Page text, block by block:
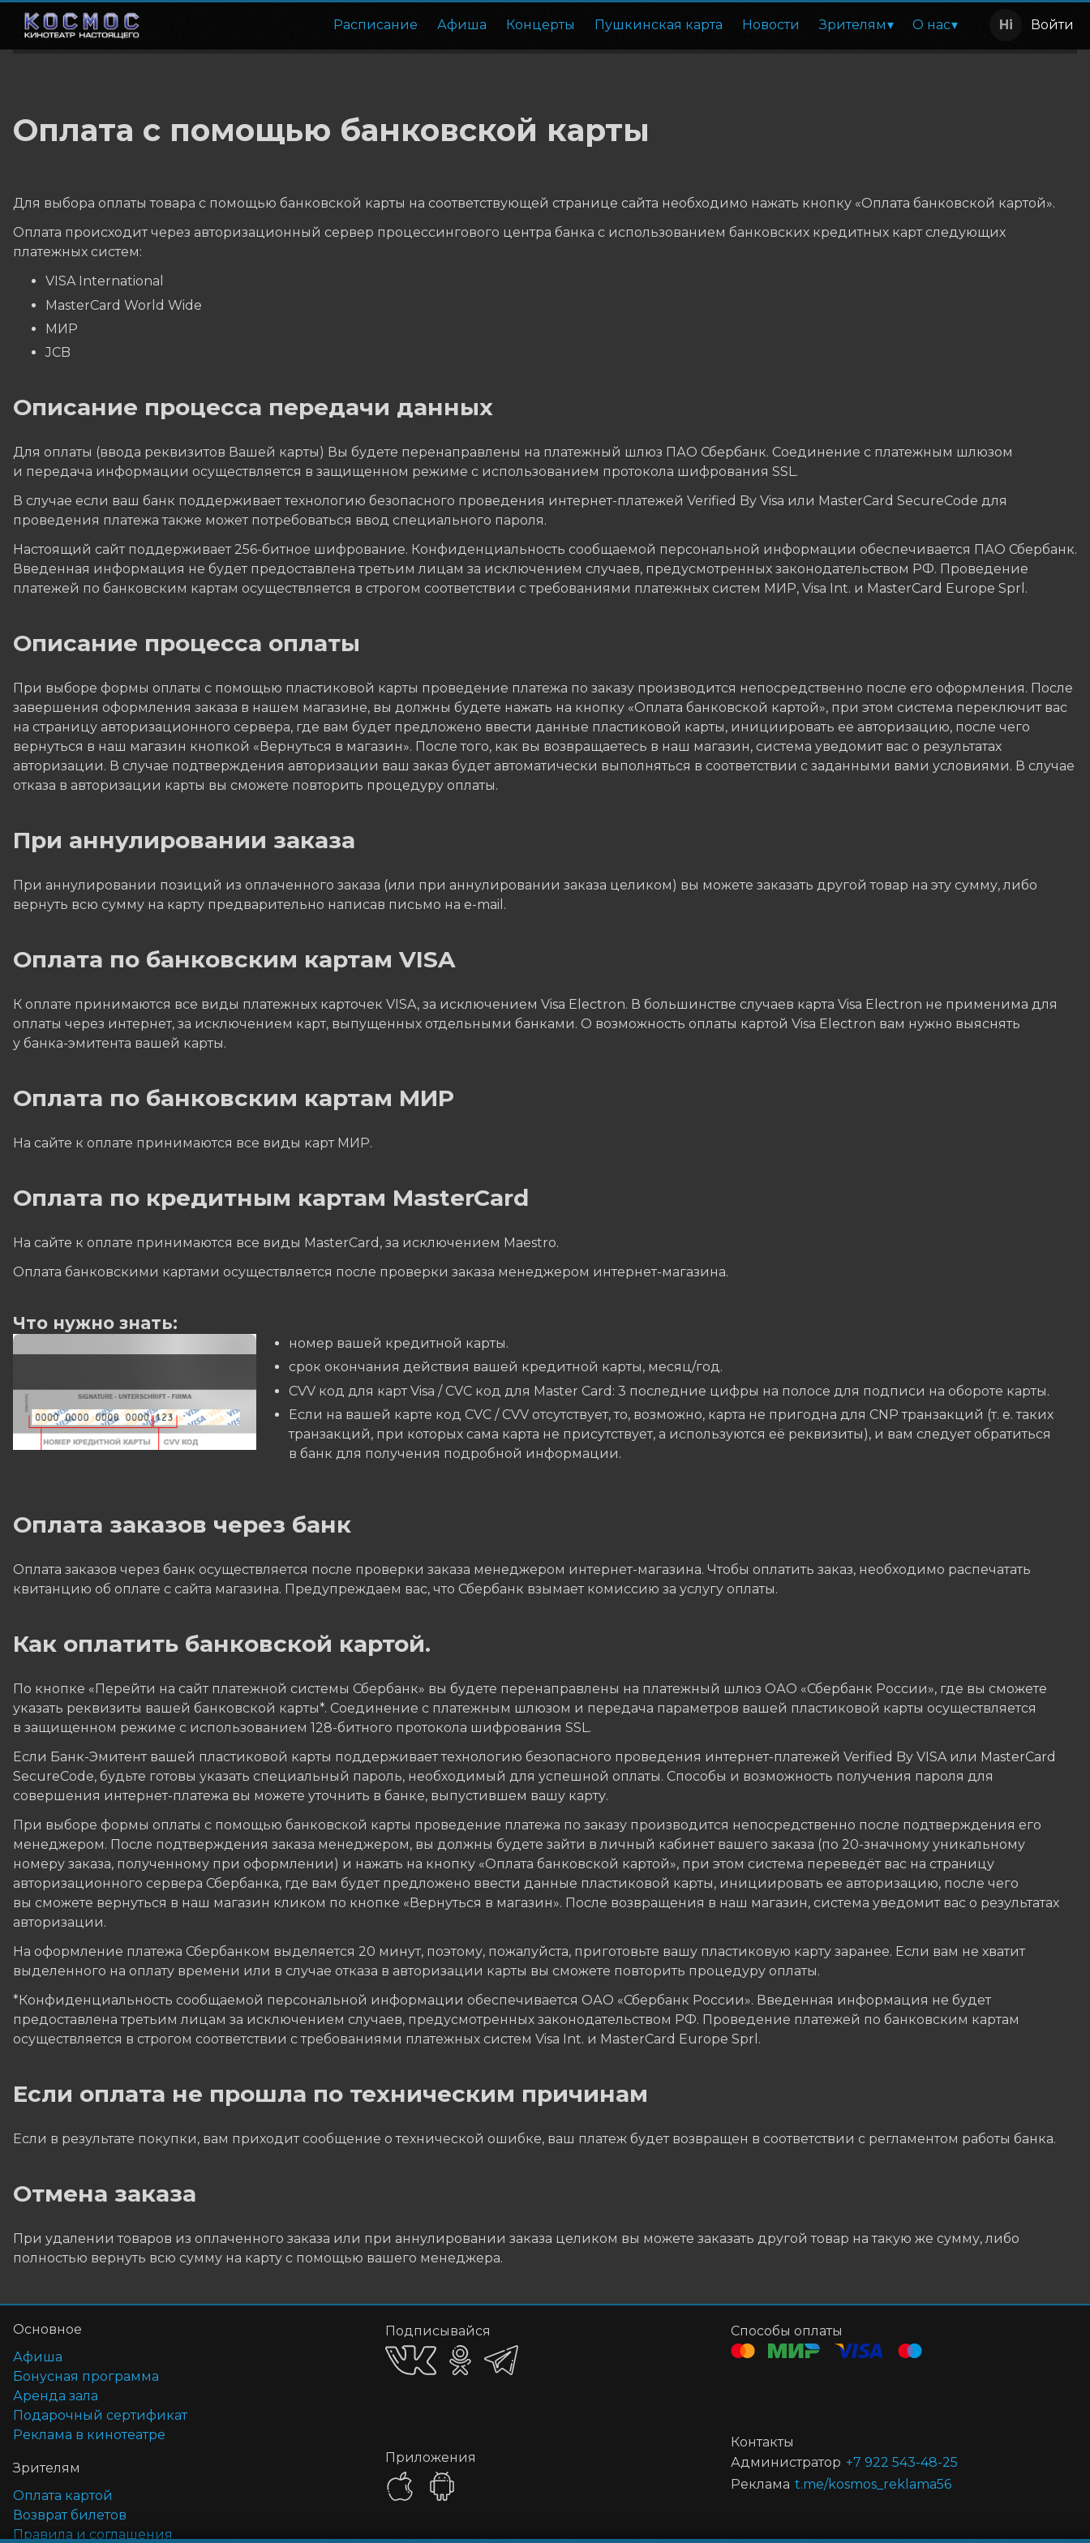
Расписание Афиша Концерты Пушкинская карта Новости Зрителям О нас Войти
Оплата с помощью банковской карты
Для выбора оплаты товара с помощью банковской карты на соответствующей странице сайта необходимо нажать кнопку «Оплата банковской картой».
Оплата происходит через авторизационный сервер процессингового центра банка с использованием банковских кредитных карт следующих
платежных систем:
VISA International
MasterCard World Wide
МИР
JCB
Описание процесса передачи данных
Для оплаты (ввода реквизитов Вашей карты) Вы будете перенаправлены на платежный шлюз ПАО Сбербанк. Соединение с платежным шлюзом
и передача информации осуществляется в защищенном режиме с использованием протокола шифрования SSL.
В случае если ваш банк поддерживает технологию безопасного проведения интернет-платежей Verified By Visa или MasterCard SecureCode для
проведения платежа также может потребоваться ввод специального пароля.
Настоящий сайт поддерживает 256-битное шифрование. Конфиденциальность сообщаемой персональной информации обеспечивается ПАО Сбербанк.
Введенная информация не будет предоставлена третьим лицам за исключением случаев, предусмотренных законодательством РФ. Проведение
платежей по банковским картам осуществляется в строгом соответствии с требованиями платежных систем МИР, Visa Int. и MasterCard Europe Sprl.
Описание процессa оплаты
При выборе формы оплаты с помощью пластиковой карты проведение платежа по заказу производится непосредственно после его оформления. После
завершения оформления заказа в нашем магазине, вы должны будете нажать на кнопку «Оплата банковской картой», при этом система переключит вас
на страницу авторизационного сервера, где вам будет предложено ввести данные пластиковой карты, инициировать ее авторизацию, после чего
вернуться в наш магазин кнопкой «Вернуться в магазин». После того, как вы возвращаетесь в наш магазин, система уведомит вас о результатах
авторизации. В случае подтверждения авторизации ваш заказ будет автоматически выполняться в соответствии с заданными вами условиями. В случае
отказа в авторизации карты вы сможете повторить процедуру оплаты.
При аннулировании заказа
При аннулировании позиций из оплаченного заказа (или при аннулировании заказа целиком) вы можете заказать другой товар на эту сумму, либо
вернуть всю сумму на карту предварительно написав письмо на e-mail.
Оплата по банковским картам VISA
К оплате принимаются все виды платежных карточек VISA, за исключением Visa Electron. В большинстве случаев карта Visa Electron не применима для
оплаты через интернет, за исключением карт, выпущенных отдельными банками. О возможность оплаты картой Visa Electron вам нужно выяснять
у банка-эмитента вашей карты.
Оплата по банковским картам МИР
На сайте к оплате принимаются все виды карт МИР.
Оплата по кредитным картам MasterCard
На сайте к оплате принимаются все виды MasterCard, за исключением Maestro.
Оплата банковскими картами осуществляется после проверки заказа менеджером интернет-магазина.
Что нужно знать:
номер вашей кредитной карты.
cрок окончания действия вашей кредитной карты, месяц/год.
CVV код для карт Visa / CVC код для Master Card: 3 последние цифры на полосе для подписи на обороте карты.
Если на вашей карте код CVC / CVV отсутствует, то, возможно, карта не пригодна для CNP транзакций (т. е. таких
транзакций, при которых сама карта не присутствует, а используются её реквизиты), и вам следует обратиться
в банк для получения подробной информации.
Оплата заказов через банк
Оплата заказов через банк осуществляется после проверки заказа менеджером интернет-магазина. Чтобы оплатить заказ, необходимо распечатать
квитанцию об оплате с сайта магазина. Предупреждаем вас, что Сбербанк взымает комиссию за услугу оплаты.
Как оплатить банковской картой.
По кнопке «Перейти на сайт платежной системы Сбербанк» вы будете перенаправлены на платежный шлюз ОАО «Сбербанк России», где вы сможете
указать реквизиты вашей банковской карты*. Соединение с платежным шлюзом и передача параметров вашей пластиковой карты осуществляется
в защищенном режиме с использованием 128-битного протокола шифрования SSL.
Если Банк-Эмитент вашей пластиковой карты поддерживает технологию безопасного проведения интернет-платежей Verified By VISA или MasterCard
SecureCode, будьте готовы указать специальный пароль, необходимый для успешной оплаты. Способы и возможность получения пароля для
совершения интернет-платежа вы можете уточнить в банке, выпустившем вашу карту.
При выборе формы оплаты с помощью банковской карты проведение платежа по заказу производится непосредственно после подтверждения его
менеджером. После подтверждения заказа менеджером, вы должны будете зайти в личный кабинет вашего заказа (по 20-значному уникальному
номеру заказа, полученному при оформлении) и нажать на кнопку «Оплата банковской картой», при этом система переведёт вас на страницу
авторизационного сервера Сбербанка, где вам будет предложено ввести данные пластиковой карты, инициировать ее авторизацию, после чего
вы сможете вернуться в наш магазин кликом по кнопке «Вернуться в магазин». После возвращения в наш магазин, система уведомит вас о результатах
авторизации.
На оформление платежа Сбербанком выделяется 20 минут, поэтому, пожалуйста, приготовьте вашу пластиковую карту заранее. Если вам не хватит
выделенного на оплату времени или в случае отказа в авторизации карты вы сможете повторить процедуру оплаты.
*Конфиденциальность сообщаемой персональной информации обеспечивается ОАО «Сбербанк России». Введенная информация не будет
предоставлена третьим лицам за исключением случаев, предусмотренных законодательством РФ. Проведение платежей по банковским картам
осуществляется в строгом соответствии с требованиями платежных систем Visa Int. и MasterCard Europe Sprl.
Если оплата не прошла по техническим причинам
Если в результате покупки, вам приходит сообщение о технической ошибке, ваш платеж будет возвращен в соответствии с регламентом работы банка.
Отмена заказа
При удалении товаров из оплаченного заказа или при аннулировании заказа целиком вы можете заказать другой товар на такую же сумму, либо
полностью вернуть всю сумму на карту с помощью вашего менеджера.
Основное
Афиша
Бонусная программа
Аренда зала
Подарочный сертификат
Реклама в кинотеатре
Зрителям
Оплата картой
Возврат билетов
Правила и соглашения
Подписывайся
Приложения
Способы оплаты
Контакты
Администратор +7 922 543-48-25
Реклама t.me/kosmos_reklama56